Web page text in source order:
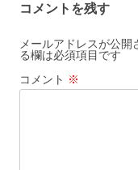
ゲ
ー
シ
ョ
コメントを残す
メールアドレスが公開
る欄は必須項目です
コメント ※